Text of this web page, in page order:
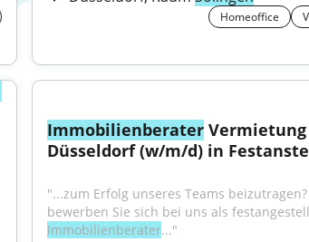
Homeoffice
Immobilienberater Vermietung
Düsseldorf (w/m/d) in
"...zum Erfolg unseres Teams
Immobilienberater..."